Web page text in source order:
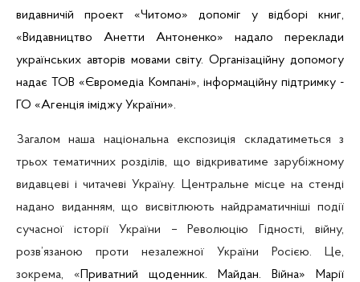
видавничій проект «Читомо» допоміг у відборі книг,
«Видавництво Анетти Антоненко» надало переклади
українських авторів мовами світу. Організаційну допомогу
надає ТОВ «Євромедіа Компані», інформаційну підтримку -
ГО «Агенція іміджу України».
Загалом наша національна експозиція складатиметься з
трьох тематичних розділів, що відкриватиме зарубіжному
видавцеві і читачеві Україну. Центральне місце на стенді
надано виданням, що висвітлюють найдраматичніші події
сучасної історії України – Революцію Гідності, війну,
розв’язаною проти незалежної України Росією. Це,
зокрема, « Приватний щоденник. Майдан. Війна» Марії